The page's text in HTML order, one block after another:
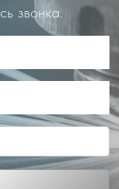
звонка.